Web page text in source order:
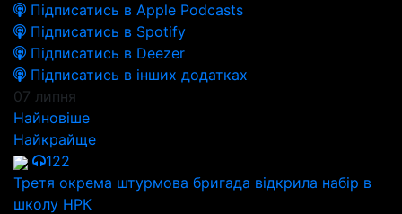
Підписатись в Apple Podcasts
Підписатись в Spotify
Підписатись в Deezer
Підписатись в інших додатках
07 липня
Найновіше
Найкрайще
122
Третя окрема штурмова бригада відкрила набір в
школу НРК